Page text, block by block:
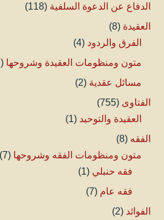
الدفاع عن الدعوة السلفية (118)
العقيدة (8)
الفرق والردود (4)
متون ومنظومات العقيدة وشروحها (2)
مسائل عقدية (2)
الفتاوى (755)
العقيدة والتوحيد (1)
الفقه (8)
متون ومنظومات الفقه وشروحها (7)
فقه حنبلي (1)
فقه عام (7)
الفوائد (2)